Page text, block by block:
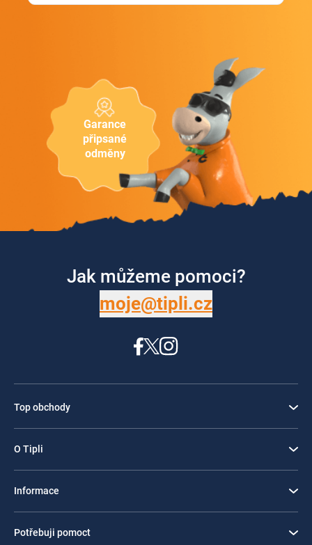
Garance
připsané
odměny
Jak můžeme pomoci?
moje@tipli.cz
Top obchody
O Tipli
Informace
Potřebuji pomoct